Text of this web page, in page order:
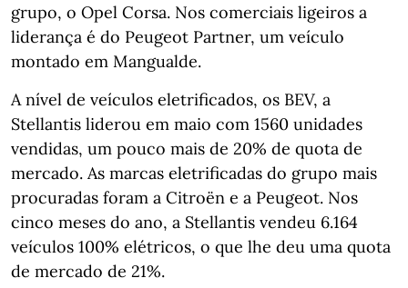
grupo, o Opel Corsa. Nos comerciais ligeiros a
liderança é do Peugeot Partner, um veículo
montado em Mangualde.
A nível de veículos eletrificados, os BEV, a
Stellantis liderou em maio com 1560 unidades
vendidas, um pouco mais de 20% de quota de
mercado. As marcas eletrificadas do grupo mais
procuradas foram a Citroën e a Peugeot. Nos
cinco meses do ano, a Stellantis vendeu 6.164
veículos 100% elétricos, o que lhe deu uma quota
de mercado de 21%.